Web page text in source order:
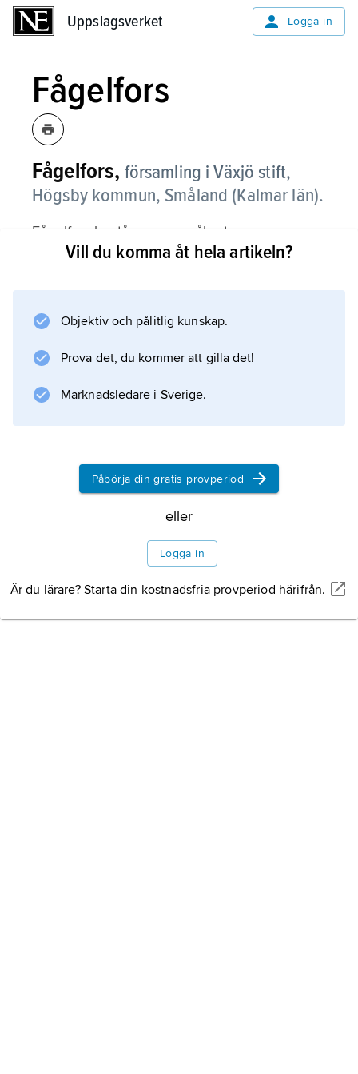
Uppslagsverket Logga in
Fågelfors
Fågelfors, församling i Växjö stift,
Högsby kommun, Småland (Kalmar län).
Fågelfors består av en småbruten,
glesbebodd skogsbygd, som i öster når fram
Information om artikeln
Vill du komma åt hela artikeln?
Objektiv och pålitlig kunskap.
Prova det, du kommer att gilla det!
Marknadsledare i Sverige.
Påbörja din gratis provperiod
eller
Logga in
Är du lärare? Starta din kostnadsfria provperiod härifrån.